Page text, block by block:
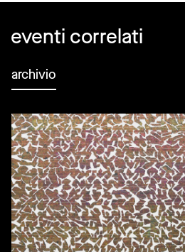
eventi correlati
archivio